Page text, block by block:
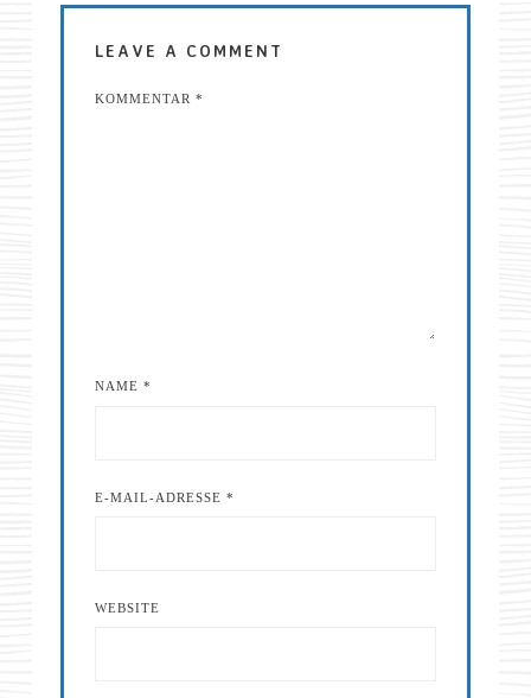
LEAVE A COMMENT
KOMMENTAR *
NAME *
E-MAIL-ADRESSE *
WEBSITE